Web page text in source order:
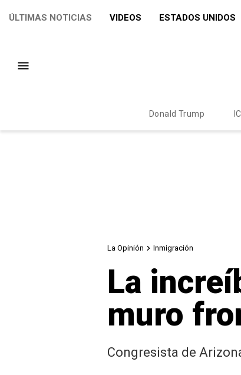
ÚLTIMAS NOTICIAS VIDEOS ESTADOS UNIDOS
Donald Trump
La Opinión Inmigración
La
muro
Congresista de